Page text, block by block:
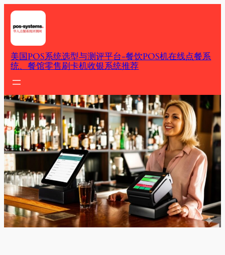
Skip
content
美国POS系统选型与测评平台-餐饮POS机在线点餐系
统、餐馆零售刷卡机收银系统推荐